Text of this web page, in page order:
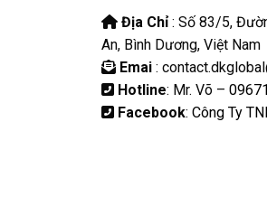
Địa Chỉ: Số 83/5,
An, Bình Dương, Việt Nam
Emai :
Hotline: Mr. Võ –
Facebook: Công Ty